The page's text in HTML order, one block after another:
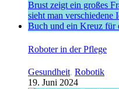
Roboter in der Pflege
Gesundheit, Robotik
19. Juni 2024